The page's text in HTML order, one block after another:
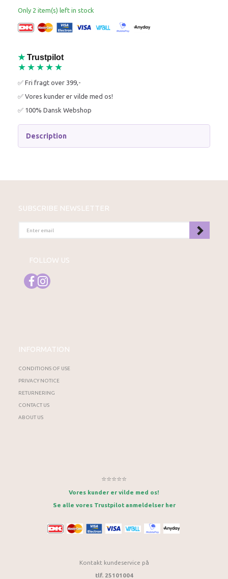
Only 2 item(s) left in stock
★ Trustpilot
★★★★★
✅ Fri fragt over 399,-
✅ Vores kunder er vilde med os!
✅ 100% Dansk Webshop
Description
SUBSCRIBE NEWSLETTER
EMAIL
FOLLOW US
INFORMATION
CONDITIONS OF USE
PRIVACY NOTICE
RETURNERING
CONTACT US
ABOUT US
⭐⭐⭐⭐⭐
Vores kunder er vilde med os!
Se alle vores Trustpilot anmeldelser her
Kontakt kundeservice på
tlf. 25101004